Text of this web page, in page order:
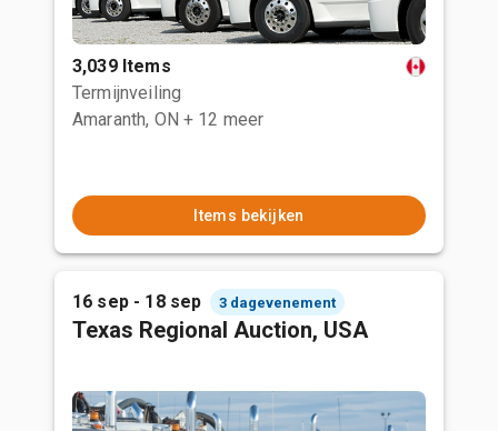
3,039 Items
Termijnveiling
Amaranth, ON + 12 meer
Items bekijken
16 sep - 18 sep 3 dagevenement
Texas Regional Auction, USA